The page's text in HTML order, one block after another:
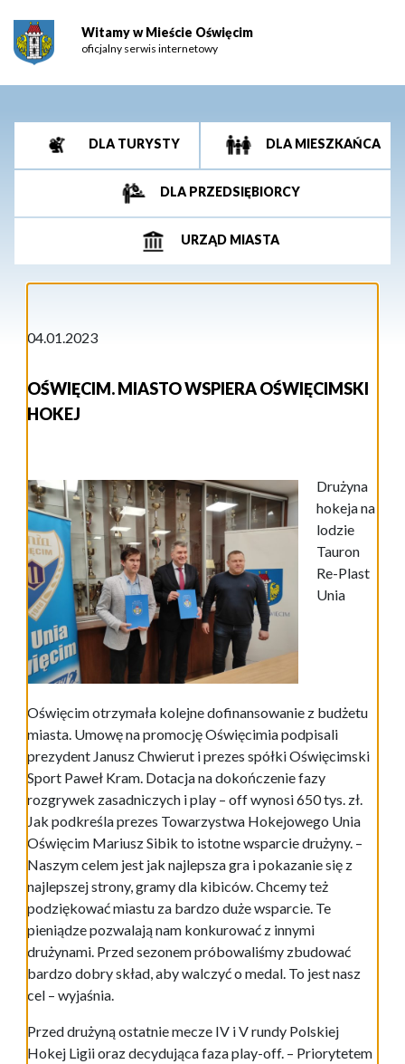
Witamy w Mieście Oświęcim
oficjalny serwis internetowy
DLA TURYSTY DLA MIESZKAŃCA
DLA PRZEDSIĘBIORCY
URZĄD MIASTA
04.01.2023
OŚWIĘCIM. MIASTO WSPIERA OŚWIĘCIMSKI
HOKEJ
Drużyna
hokeja na
lodzie
Tauron
Re-Plast
Unia
Oświęcim otrzymała kolejne dofinansowanie z budżetu
miasta. Umowę na promocję Oświęcimia podpisali
prezydent Janusz Chwierut i prezes spółki Oświęcimski
Sport Paweł Kram. Dotacja na dokończenie fazy
rozgrywek zasadniczych i play – off wynosi 650 tys. zł.
Jak podkreśla prezes Towarzystwa Hokejowego Unia
Oświęcim Mariusz Sibik to istotne wsparcie drużyny. –
Naszym celem jest jak najlepsza gra i pokazanie się z
najlepszej strony, gramy dla kibiców. Chcemy też
podziękować miastu za bardzo duże wsparcie. Te
pieniądze pozwalają nam konkurować z innymi
drużynami. Przed sezonem próbowaliśmy zbudować
bardzo dobry skład, aby walczyć o medal. To jest nasz
cel – wyjaśnia.
Przed drużyną ostatnie mecze IV i V rundy Polskiej
Hokej Ligii oraz decydująca faza play-off. – Priorytetem